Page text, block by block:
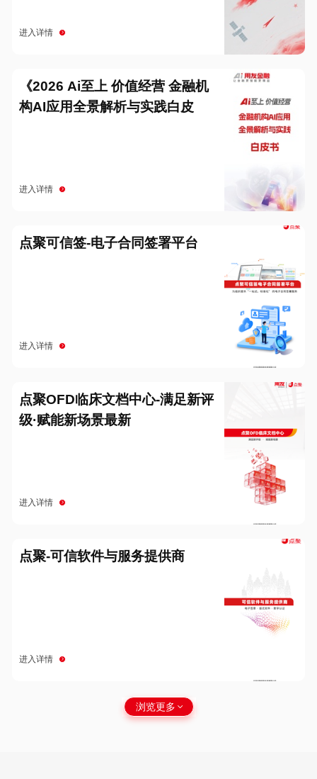
进入详情
《2026 Ai至上 价值经营 金融机
构AI应用全景解析与实践白皮
进入详情
点聚可信签-电子合同签署平台
进入详情
点聚OFD临床文档中心-满足新评
级·赋能新场景最新
进入详情
点聚-可信软件与服务提供商
进入详情
浏览更多